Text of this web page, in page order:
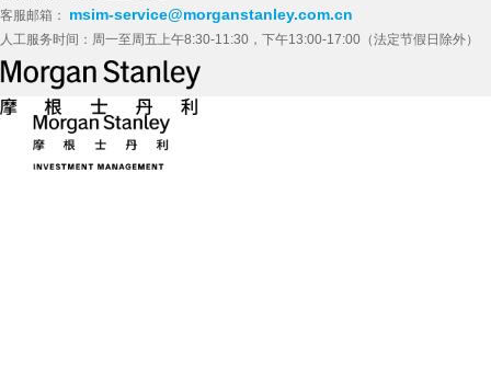
客服邮箱： msim-service@morganstanley.com.cn
人工服务时间：周一至周五上午8:30-11:30，下午13:00-17:00（法定节假日除外）